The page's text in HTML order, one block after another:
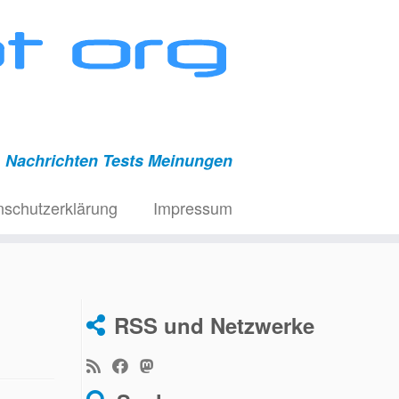
Nachrichten Tests Meinungen
Impressum
RSS und Netzwerke